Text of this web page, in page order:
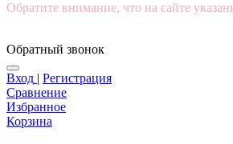
Обратите внимание, что на сайте
Обратный звонок
Вход | Регистрация
Сравнение
Избранное
Корзина